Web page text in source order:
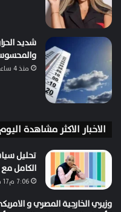
شديد
والمحسوسة
منذ 4 ساعات
الاخبار الاكثر مشاهدة
تحليل
الكامل
7:06 م17 مايو، 2025
وزيري الخارجية المصري و